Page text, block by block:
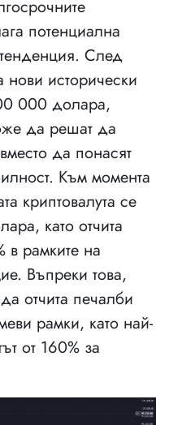
потенциална
След
нови исторически
000 долара,
да решат да
да понасят
Към момента
криптовалута се
като отчита
в рамките на
Въпреки това,
отчита печалби
рамки, като най-
от 160% за